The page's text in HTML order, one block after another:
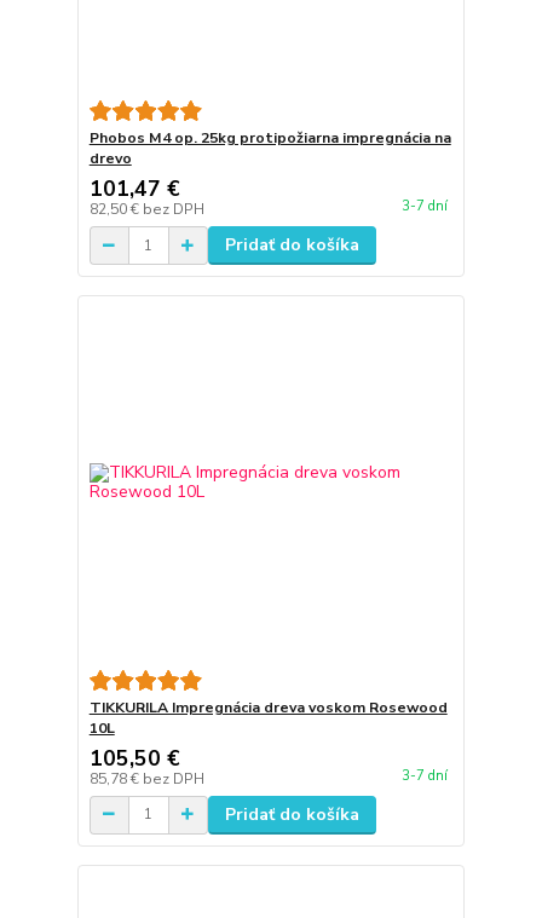
Phobos M4 op. 25kg protipožiarna impregnácia na
drevo
101,47 €
82,50 € bez DPH 3-7 dní
Pridať do košíka
TIKKURILA Impregnácia dreva voskom Rosewood
10L
105,50 €
85,78 € bez DPH 3-7 dní
Pridať do košíka